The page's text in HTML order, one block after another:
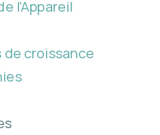
l’Appareil
croissance